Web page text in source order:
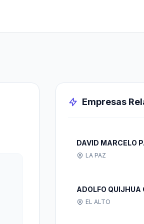
Empresas
DAVID MARCELO
LA PAZ
ADOLFO QUIJHUA
EL ALTO